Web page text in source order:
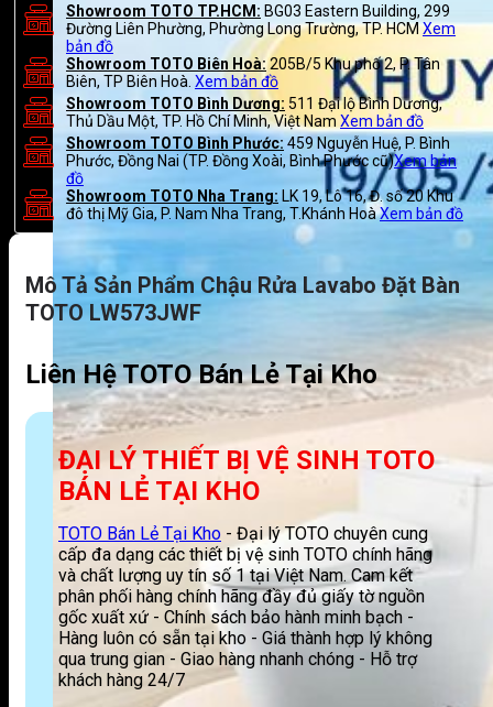
Showroom TOTO TP.HCM: BG03 Eastern Building, 299
Đường Liên Phường, Phường Long Trường, TP. HCMXem
bản đồ
Showroom TOTO Biên Hoà:205B/5 Khu phố 2, P. Tân
Biên, TP Biên Hoà. Xem bản đồ
Showroom TOTO Bình Dương: 511 Đại lộ Bình Dương,
Thủ Dầu Một, TP. Hồ Chí Minh, Việt Nam Xem bản đồ
Showroom TOTO Bình Phước: 459 Nguyễn Huệ, P. Bình
Phước, Đồng Nai (TP. Đồng Xoài, Bình Phước cũ)Xem bản
đồ
Showroom TOTO Nha Trang: LK 19, Lô 16, Đ. số 20 Khu
đô thị Mỹ Gia, P. Nam Nha Trang, T.Khánh HoàXem bản đồ
Mô Tả Sản Phẩm Chậu Rửa Lavabo Đặt Bàn
TOTO LW573JWF
Liên Hệ TOTO Bán Lẻ Tại Kho
ĐẠI LÝ THIẾT BỊ VỆ SINH TOTO
BÁN LẺ TẠI KHO
TOTO Bán Lẻ Tại Kho - Đại lý TOTO chuyên cung
cấp đa dạng các thiết bị vệ sinh TOTO chính hãng
và chất lượng uy tín số 1 tại Việt Nam. Cam kết
phân phối hàng chính hãng đầy đủ giấy tờ nguồn
gốc xuất xứ - Chính sách bảo hành minh bạch -
Hàng luôn có sẵn tại kho - Giá thành hợp lý không
qua trung gian - Giao hàng nhanh chóng - Hỗ trợ
khách hàng 24/7